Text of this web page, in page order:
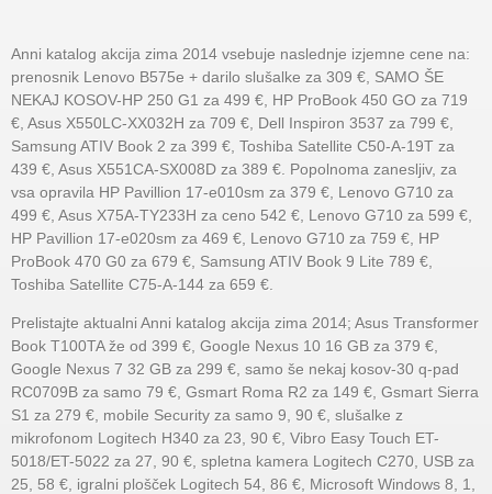
Anni katalog akcija zima 2014 vsebuje naslednje izjemne cene na:
prenosnik Lenovo B575e + darilo slušalke za 309 €, SAMO ŠE
NEKAJ KOSOV-HP 250 G1 za 499 €, HP ProBook 450 GO za 719
€, Asus X550LC-XX032H za 709 €, Dell Inspiron 3537 za 799 €,
Samsung ATIV Book 2 za 399 €, Toshiba Satellite C50-A-19T za
439 €, Asus X551CA-SX008D za 389 €. Popolnoma zanesljiv, za
vsa opravila HP Pavillion 17-e010sm za 379 €, Lenovo G710 za
499 €, Asus X75A-TY233H za ceno 542 €, Lenovo G710 za 599 €,
HP Pavillion 17-e020sm za 469 €, Lenovo G710 za 759 €, HP
ProBook 470 G0 za 679 €, Samsung ATIV Book 9 Lite 789 €,
Toshiba Satellite C75-A-144 za 659 €.
Prelistajte aktualni Anni katalog akcija zima 2014; Asus Transformer
Book T100TA že od 399 €, Google Nexus 10 16 GB za 379 €,
Google Nexus 7 32 GB za 299 €, samo še nekaj kosov-30 q-pad
RC0709B za samo 79 €, Gsmart Roma R2 za 149 €, Gsmart Sierra
S1 za 279 €, mobile Security za samo 9, 90 €, slušalke z
mikrofonom Logitech H340 za 23, 90 €, Vibro Easy Touch ET-
5018/ET-5022 za 27, 90 €, spletna kamera Logitech C270, USB za
25, 58 €, igralni plošček Logitech 54, 86 €, Microsoft Windows 8, 1,